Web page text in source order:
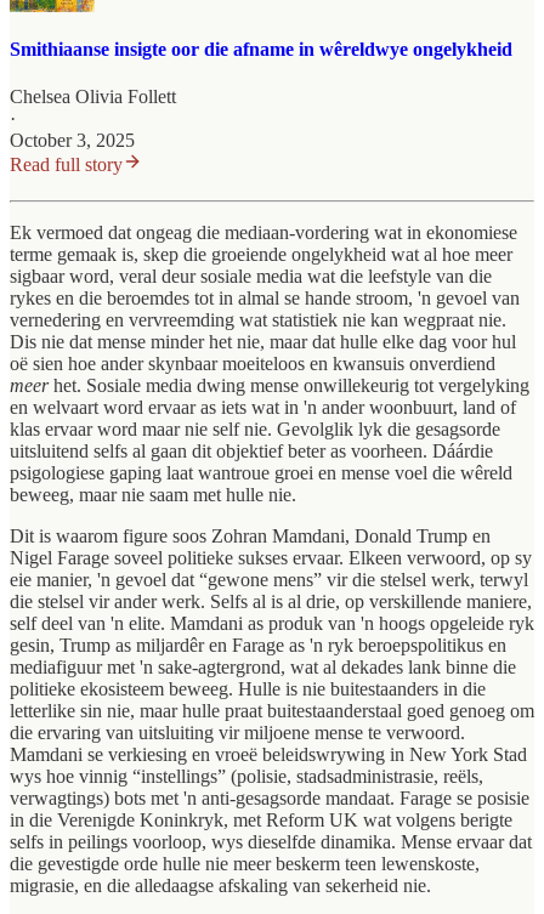
Smithiaanse insigte oor die afname in wêreldwye ongelykheid
Chelsea Olivia Follett
·
October 3, 2025
Read full story
Ek vermoed dat ongeag die mediaan-vordering wat in ekonomiese
terme gemaak is, skep die groeiende ongelykheid wat al hoe meer
sigbaar word, veral deur sosiale media wat die leefstyle van die
rykes en die beroemdes tot in almal se hande stroom, 'n gevoel van
vernedering en vervreemding wat statistiek nie kan wegpraat nie.
Dis nie dat mense minder het nie, maar dat hulle elke dag voor hul
oë sien hoe ander skynbaar moeiteloos en kwansuis onverdiend
meerhet. Sosiale media dwing mense onwillekeurig tot vergelyking
en welvaart word ervaar as iets wat in 'n ander woonbuurt, land of
klas ervaar word maar nie self nie. Gevolglik lyk die gesagsorde
uitsluitend selfs al gaan dit objektief beter as voorheen. Dáárdie
psigologiese gaping laat wantroue groei en mense voel die wêreld
beweeg, maar nie saam met hulle nie.
Dit is waarom figure soos Zohran Mamdani, Donald Trump en
Nigel Farage soveel politieke sukses ervaar. Elkeen verwoord, op sy
eie manier, 'n gevoel dat “gewone mens” vir die stelsel werk, terwyl
die stelsel vir ander werk. Selfs al is al drie, op verskillende maniere,
self deel van 'n elite. Mamdani as produk van 'n hoogs opgeleide ryk
gesin, Trump as miljardêr en Farage as 'n ryk beroepspolitikus en
mediafiguur met 'n sake-agtergrond, wat al dekades lank binne die
politieke ekosisteem beweeg. Hulle is nie buitestaanders in die
letterlike sin nie, maar hulle praat buitestaanderstaal goed genoeg om
die ervaring van uitsluiting vir miljoene mense te verwoord.
Mamdani se verkiesing en vroeë beleidswrywing in New York Stad
wys hoe vinnig “instellings” (polisie, stadsadministrasie, reëls,
verwagtings) bots met 'n anti-gesagsorde mandaat. Farage se posisie
in die Verenigde Koninkryk, met Reform UK wat volgens berigte
selfs in peilings voorloop, wys dieselfde dinamika. Mense ervaar dat
die gevestigde orde hulle nie meer beskerm teen lewenskoste,
migrasie, en die alledaagse afskaling van sekerheid nie.